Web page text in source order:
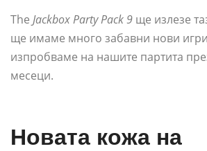
The Jackbox Party Pack 9 ще излезе
ще имаме много забавни нови
изпробваме на нашите партита
месеци.
Новата кожа на